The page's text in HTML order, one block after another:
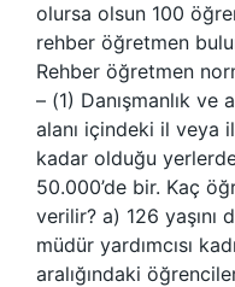
olursa olsun 100
rehber öğretmen
Rehber öğretmen
– (1) Danışmanlık ve
alanı içindeki il veya
kadar olduğu
50.000’de bir. Kaç
verilir? a) 126 yaşını
müdür yardımcısı
aralığındaki